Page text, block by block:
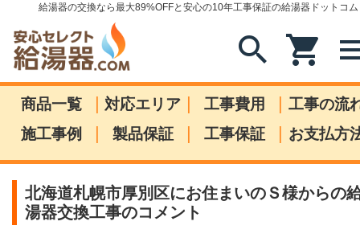
給湯器の交換なら最大89%OFFと安心の10年工事保証の給湯器ドットコム
search shopping_cart
商品一覧 | 対応エリア | 工事費用 | 工事の流
施工事例
| 製品保証 | 工事保証 | お支払方
北海道札幌市厚別区にお住まいのＳ様からの
湯器交換工事のコメント